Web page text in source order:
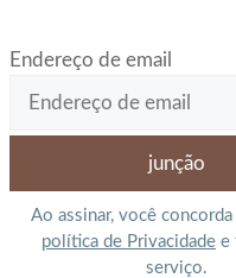
Endereço de email
Ao assinar, você
política de Privacidadee
serviço.